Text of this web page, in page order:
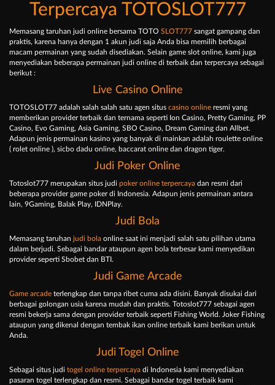
Terpercaya TOTOSLOT777
Memasang taruhan judi online bersama TOTO SLOT777 sangat gampang dan
praktis, karena hanya dengan 1 akun judi saja Anda bisa memilih berbagai
macam permainan yang sudah disediakan. Selain game slot online, kami juga
menyediakan beberapa permainan judi online di terbaik dan terpercaya sebagai
berikut :
Live Casino Online
TOTOSLOT77 adalah salah salah satu agen situs casino online resmi yang
memberikan provider terbaik dan ternama seperti Ion Casino, Pretty Gaming, PP
Casino, Evo Gaming, Asia Gaming, SBO Casino, Dream Gaming dan Allbet.
Adapun jenis permainan kasino yang banyak di mainkan adalah roulette online
( rolet online ), sicbo dadu online, baccarat online dan dragon tiger.
Judi Poker Online
Totoslot777 merupakan situs judi poker online terpercaya dan resmi dari
beberapa provider game poker di Indonesia. Adapun jenis permainan antara
lain, 9Gaming, Balak Play, IDNPlay.
Judi Bola
Memasang taruhan judi bola online saat ini menjadi salah satu pilihan utama
dalam berjudi. Sebagai bandar ataupun agen bola terbesar kami menyedikan
provider seperti Sbobet dan BTI.
Judi Game Arcade
Game arcade terlengkap dan tanpa ribet cuma ada disini. Banyak disukai dari
berbagai golongan usia karena mudah dan praktis. Totoslot777 sebagai agen
resmi bekerja sama dengan provider terbaik seperti Fishing World. Joker Fishing
ataupun yang dikenal dengan tembak ikan online terbaik kami berikan untuk
Anda.
Judi Togel Online
Sebagai situs judi togel online terpercaya di Indonesia kami menyediakan
pasaran togel terlengkap dan resmi. Sebagai bandar togel terbaik kami